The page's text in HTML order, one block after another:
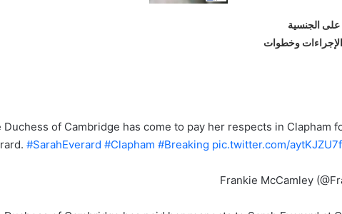
الجنسية
الإجراءات وخطوات
Duchess of Cambridge has come to pay her respects in Clapham
#SarahEverard #Clapham #Breaking pic.twitter.com/